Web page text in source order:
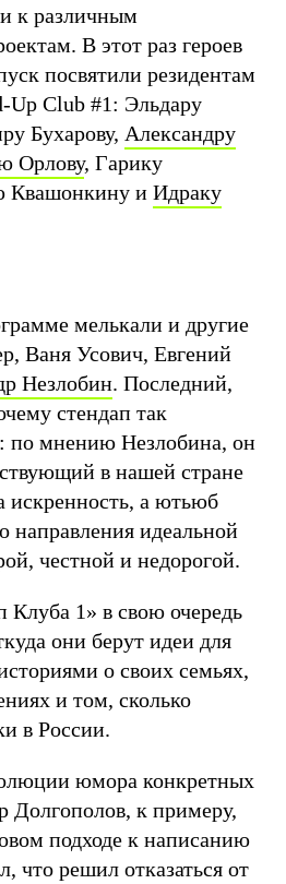
к различным
В этот раз героев
посвятили резидентам
Up Club #1: Эльдару
Бухарову, Александру
Орлову, Гарику
Квашонкину и Идраку
мелькали и другие
Ваня Усович, Евгений
Незлобин. Последний,
стендап так
по мнению Незлобина, он
в нашей стране
искренность, а ютьюб
направления идеальной
честной и недорогой.
Клуба 1» в свою очередь
они берут идеи для
о своих семьях,
и том, сколько
в России.
юмора конкретных
Долгополов, к примеру,
подходе к написанию
что решил отказаться от